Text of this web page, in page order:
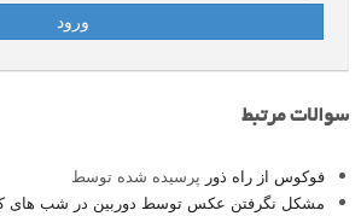
سوالات مرتبط
فوکوس از راه ذور پرسیده شده توسط
مشکل نگرفتن عکس توسط دوربین در شب های